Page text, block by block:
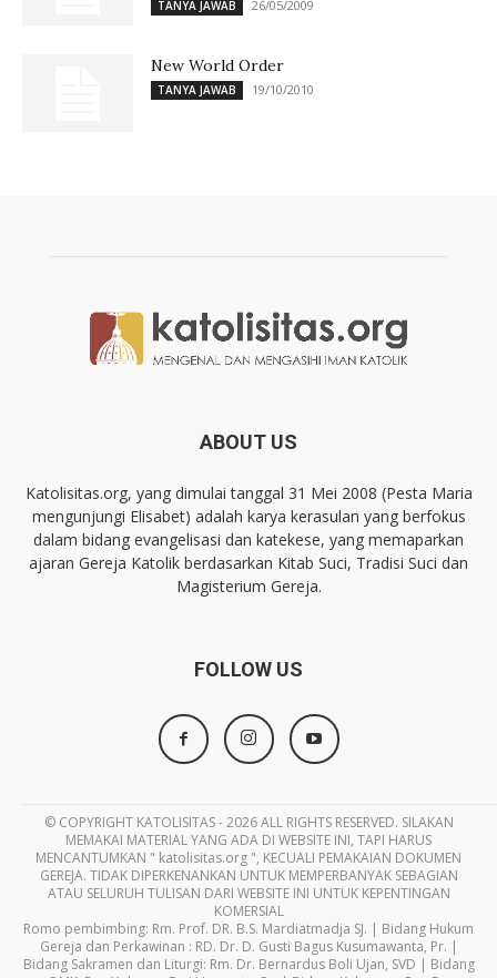
TANYA JAWAB 26/05/2009
New World Order
TANYA JAWAB 19/10/2010
ABOUT US
Katolisitas.org, yang dimulai tanggal 31 Mei 2008 (Pesta Maria
mengunjungi Elisabet) adalah karya kerasulan yang berfokus
dalam bidang evangelisasi dan katekese, yang memaparkan
ajaran Gereja Katolik berdasarkan Kitab Suci, Tradisi Suci dan
Magisterium Gereja.
FOLLOW US
© COPYRIGHT KATOLISITAS - 2026 ALL RIGHTS RESERVED. SILAKAN
MEMAKAI MATERIAL YANG ADA DI WEBSITE INI, TAPI HARUS
MENCANTUMKAN " katolisitas.org ", KECUALI PEMAKAIAN DOKUMEN
GEREJA. TIDAK DIPERKENANKAN UNTUK MEMPERBANYAK SEBAGIAN
ATAU SELURUH TULISAN DARI WEBSITE INI UNTUK KEPENTINGAN
KOMERSIAL
Romo pembimbing: Rm. Prof. DR. B.S. Mardiatmadja SJ. | Bidang Hukum
Gereja dan Perkawinan : RD. Dr. D. Gusti Bagus Kusumawanta, Pr. |
Bidang Sakramen dan Liturgi: Rm. Dr. Bernardus Boli Ujan, SVD | Bidang